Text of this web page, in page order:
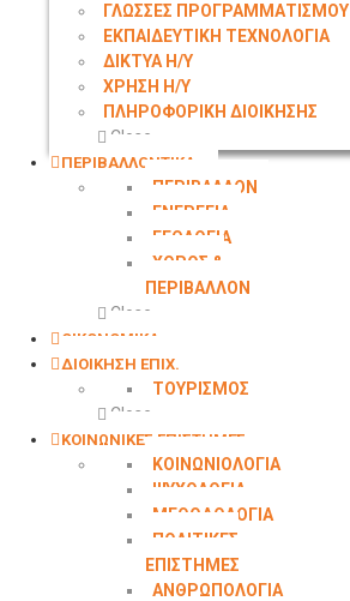
ΓΛΩΣΣΕΣ ΠΡΟΓΡΑΜΜΑΤΙΣΜΟΥ
ΕΚΠΑΙΔΕΥΤΙΚΗ ΤΕΧΝΟΛΟΓΙΑ
ΔΙΚΤΥΑ Η/Υ
ΧΡΗΣΗ Η/Υ
ΠΛΗΡΟΦΟΡΙΚΗ ΔΙΟΙΚΗΣΗΣ
Close
ΠΕΡΙΒΑΛΛΟΝΤΙΚΑ
ΠΕΡΙΒΑΛΛΟΝ
ΕΝΕΡΓΕΙΑ
ΓΕΩΛOΓΙΑ
ΧΩΡΟΣ &
ΠΕΡΙΒΑΛΛΟΝ
Close
ΟΙΚΟΝΟΜΙΚΑ
ΔΙΟΙΚΗΣΗ ΕΠΙΧ.
ΤΟΥΡΙΣΜΟΣ
Close
ΚΟΙΝΩΝΙΚΕΣ ΕΠΙΣΤΗΜΕΣ
ΚΟΙΝΩΝΙΟΛΟΓΙΑ
ΨΥΧΟΛΟΓΙΑ
ΜΕΘΟΔΟΛΟΓΙΑ
ΠΟΛΙΤΙΚΕΣ
ΕΠΙΣΤΗΜΕΣ
ΑΝΘΡΩΠΟΛΟΓΙΑ